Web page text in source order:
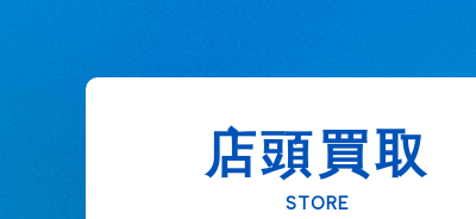
店頭買取
STORE